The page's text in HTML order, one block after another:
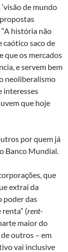
de mundo
história não
caótico saco de
que os mercados
e servem bem
neoliberalismo
interesses
que hoje
por quem já
Banco Mundial.
que
extrai da
poder das
(rent-
maior do
outros – em
vai inclusive